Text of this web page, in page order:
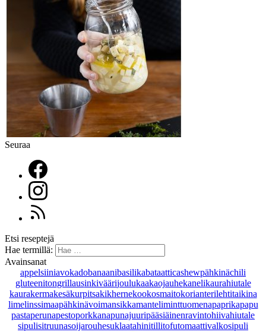
Seuraa
Etsi reseptejä
Hae termillä:
Avainsanat
appelsiiniavokadobanaanibasilikabataatticashewpähkinächili
gluteenitongrillausinkiväärijoulukaakaojauhekanelikaurahiutale
kaurakermakesäkurpitsakikhernekookosmaitokorianterilehtitaikina
limelinssimaapähkinävoimansikkamanteliminttuomenapaprikapapu
pastaperunapestoporkkanapunajuuripääsiäinenravintohiivahiutale
sipulisitruunasoijarouhesuklaatahinitillitofutomaattivalkosipuli